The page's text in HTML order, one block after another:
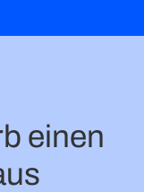
einen